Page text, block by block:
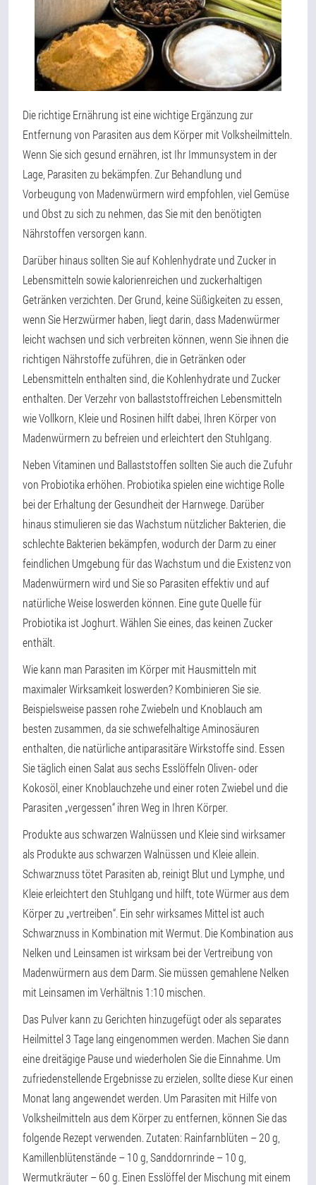
Die richtige Ernährung ist eine wichtige Ergänzung zur
Entfernung von Parasiten aus dem Körper mit Volksheilmitteln.
Wenn Sie sich gesund ernähren, ist Ihr Immunsystem in der
Lage, Parasiten zu bekämpfen. Zur Behandlung und
Vorbeugung von Madenwürmern wird empfohlen, viel Gemüse
und Obst zu sich zu nehmen, das Sie mit den benötigten
Nährstoffen versorgen kann.
Darüber hinaus sollten Sie auf Kohlenhydrate und Zucker in
Lebensmitteln sowie kalorienreichen und zuckerhaltigen
Getränken verzichten. Der Grund, keine Süßigkeiten zu essen,
wenn Sie Herzwürmer haben, liegt darin, dass Madenwürmer
leicht wachsen und sich verbreiten können, wenn Sie ihnen die
richtigen Nährstoffe zuführen, die in Getränken oder
Lebensmitteln enthalten sind, die Kohlenhydrate und Zucker
enthalten. Der Verzehr von ballaststoffreichen Lebensmitteln
wie Vollkorn, Kleie und Rosinen hilft dabei, Ihren Körper von
Madenwürmern zu befreien und erleichtert den Stuhlgang.
Neben Vitaminen und Ballaststoffen sollten Sie auch die Zufuhr
von Probiotika erhöhen. Probiotika spielen eine wichtige Rolle
bei der Erhaltung der Gesundheit der Harnwege. Darüber
hinaus stimulieren sie das Wachstum nützlicher Bakterien, die
schlechte Bakterien bekämpfen, wodurch der Darm zu einer
feindlichen Umgebung für das Wachstum und die Existenz von
Madenwürmern wird und Sie so Parasiten effektiv und auf
natürliche Weise loswerden können. Eine gute Quelle für
Probiotika ist Joghurt. Wählen Sie eines, das keinen Zucker
enthält.
Wie kann man Parasiten im Körper mit Hausmitteln mit
maximaler Wirksamkeit loswerden? Kombinieren Sie sie.
Beispielsweise passen rohe Zwiebeln und Knoblauch am
besten zusammen, da sie schwefelhaltige Aminosäuren
enthalten, die natürliche antiparasitäre Wirkstoffe sind. Essen
Sie täglich einen Salat aus sechs Esslöffeln Oliven- oder
Kokosöl, einer Knoblauchzehe und einer roten Zwiebel und die
Parasiten „vergessen“ ihren Weg in Ihren Körper.
Produkte aus schwarzen Walnüssen und Kleie sind wirksamer
als Produkte aus schwarzen Walnüssen und Kleie allein.
Schwarznuss tötet Parasiten ab, reinigt Blut und Lymphe, und
Kleie erleichtert den Stuhlgang und hilft, tote Würmer aus dem
Körper zu „vertreiben“. Ein sehr wirksames Mittel ist auch
Schwarznuss in Kombination mit Wermut. Die Kombination aus
Nelken und Leinsamen ist wirksam bei der Vertreibung von
Madenwürmern aus dem Darm. Sie müssen gemahlene Nelken
mit Leinsamen im Verhältnis 1:10 mischen.
Das Pulver kann zu Gerichten hinzugefügt oder als separates
Heilmittel 3 Tage lang eingenommen werden. Machen Sie dann
eine dreitägige Pause und wiederholen Sie die Einnahme. Um
zufriedenstellende Ergebnisse zu erzielen, sollte diese Kur einen
Monat lang angewendet werden. Um Parasiten mit Hilfe von
Volksheilmitteln aus dem Körper zu entfernen, können Sie das
folgende Rezept verwenden. Zutaten: Rainfarnblüten – 20 g,
Kamillenblütenstände – 10 g, Sanddornrinde – 10 g,
Wermutkräuter – 60 g. Einen Esslöffel der Mischung mit einem